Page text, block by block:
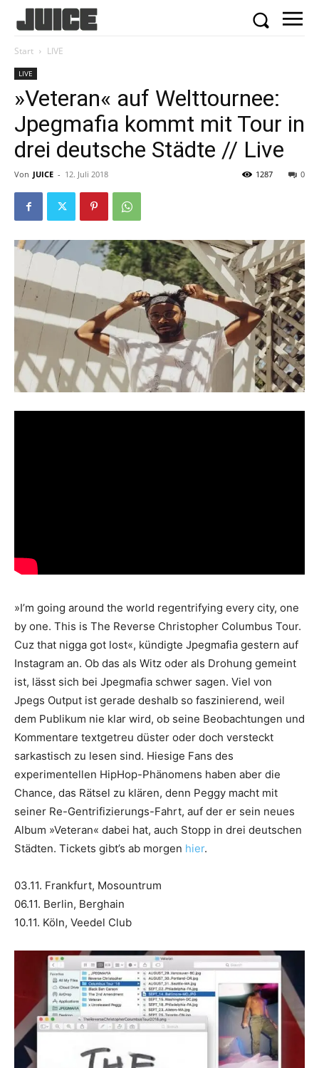
Start LIVE
LIVE
»Veteran« auf Welttournee:
Jpegmafia kommt mit Tour in
drei deutsche Städte // Live
Von JUICE - 12. Juli 2018 0
1287
»I’m going around the world regentrifying every city, one
by one. This is The Reverse Christopher Columbus Tour.
Cuz that nigga got lost«, kündigte Jpegmafia gestern auf
Instagram an. Ob das als Witz oder als Drohung gemeint
ist, lässt sich bei Jpegmafia schwer sagen. Viel von
Jpegs Output ist gerade deshalb so faszinierend, weil
dem Publikum nie klar wird, ob seine Beobachtungen und
Kommentare textgetreu düster oder doch versteckt
sarkastisch zu lesen sind. Hiesige Fans des
experimentellen HipHop-Phänomens haben aber die
Chance, das Rätsel zu klären, denn Peggy macht mit
seiner Re-Gentrifizierungs-Fahrt, auf der er sein neues
Album »Veteran« dabei hat, auch Stopp in drei deutschen
Städten. Tickets gibt’s ab morgen hier.
03.11. Frankfurt, Mosountrum
06.11. Berlin, Berghain
10.11. Köln, Veedel Club